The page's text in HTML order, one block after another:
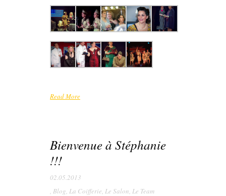
Read More
Bienvenue à Stéphanie
!!!
02.05.2013
, Blog, La Coifferie, Le Salon, Le Team